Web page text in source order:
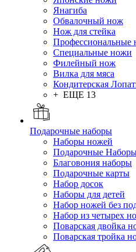
Янагиба
Обвалочный нож
Нож для стейка
Профессиональные
Специальные ножи
Филейный нож
Вилка для мяса
Кондитерская
+ ЕЩЕ 13
Подарочные наборы
Наборы ножей
Подарочные
Благовония наборы
Подарочные карты
Набор досок
Наборы для детей
Набор ножей без
Набор из четырех
Поварская двойка
Поварская тройка